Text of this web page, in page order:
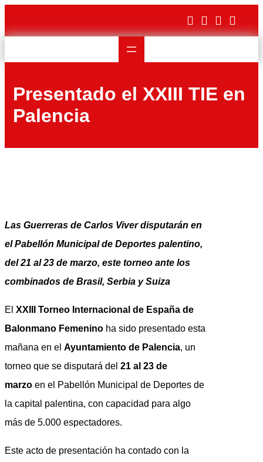
contenido
Presentado el XXIII TIE en
Palencia
Las Guerreras de Carlos Viver disputarán en
el Pabellón Municipal de Deportes palentino,
del 21 al 23 de marzo, este torneo ante los
combinados de Brasil, Serbia y Suiza
El XXIII Torneo Internacional de España de
Balonmano Femenino ha sido presentado esta
mañana en el Ayuntamiento de Palencia, un
torneo que se disputará del 21 al 23 de
marzo en el Pabellón Municipal de Deportes de
la capital palentina, con capacidad para algo
más de 5.000 espectadores.
Este acto de presentación ha contado con la